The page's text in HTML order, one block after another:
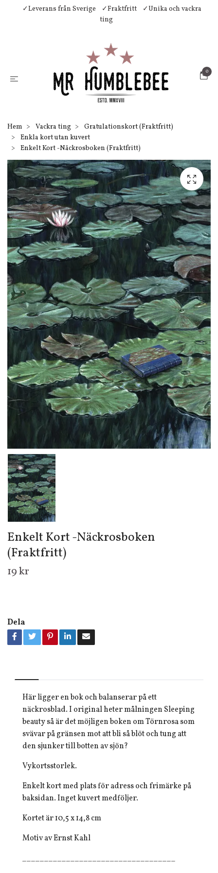
✓Leverans från Sverige ✓Fraktfritt
✓Unika och vackra
ting
0
Hem Vackra ting
Gratulationskort (Fraktfritt)
Enkla kort utan kuvert
Enkelt Kort -Näckrosboken (Fraktfritt)
Enkelt Kort -Näckrosboken
(Fraktfritt)
19 kr
Dela
Här ligger en bok och balanserar på ett
näckrosblad. I original heter målningen Sleeping
beauty så är det möjligen boken om Törnrosa som
svävar på gränsen mot att bli så blöt och tung att
den sjunker till botten av sjön?
Vykortsstorlek.
Enkelt kort med plats för adress och frimärke på
baksidan. Inget kuvert medföljer.
Kortet är 10,5 x 14,8 cm
Motiv av Ernst Kahl
___________________________________